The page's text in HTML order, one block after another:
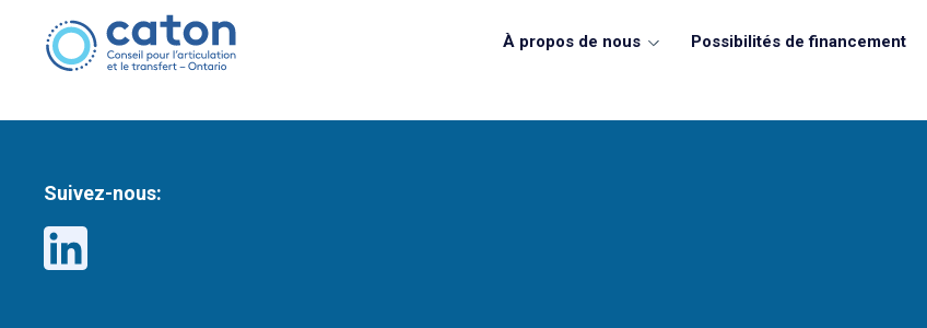
À propos de nous Possibilités de financement
Suivez-nous: